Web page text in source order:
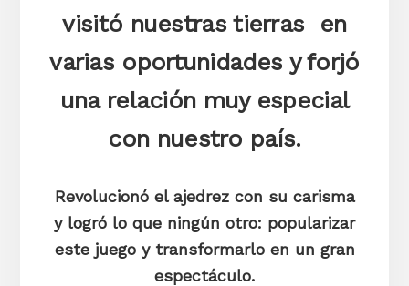
visitó nuestras tierras en
varias oportunidades y forjó
una relación muy especial
con nuestro país.
Revolucionóel ajedrez con su carisma
y logró lo que ningún otro: popularizar
este juego y transformarlo en un gran
espectáculo.